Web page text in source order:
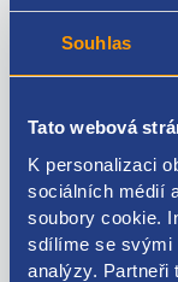
Souhlas
Tato webová
K personalizaci
sociálních médií
soubory cookie.
sdílíme se svými
analýzy. Partneři
Kontakt pro
Kódy produktu